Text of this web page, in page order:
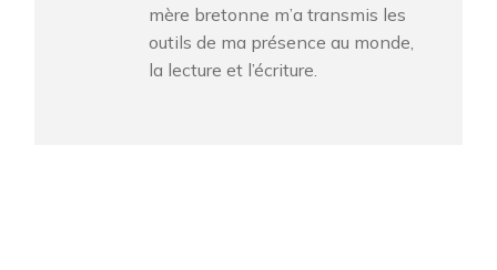
mère bretonne m’a transmis les
outils de ma présence au monde,
la lecture et l’écriture.